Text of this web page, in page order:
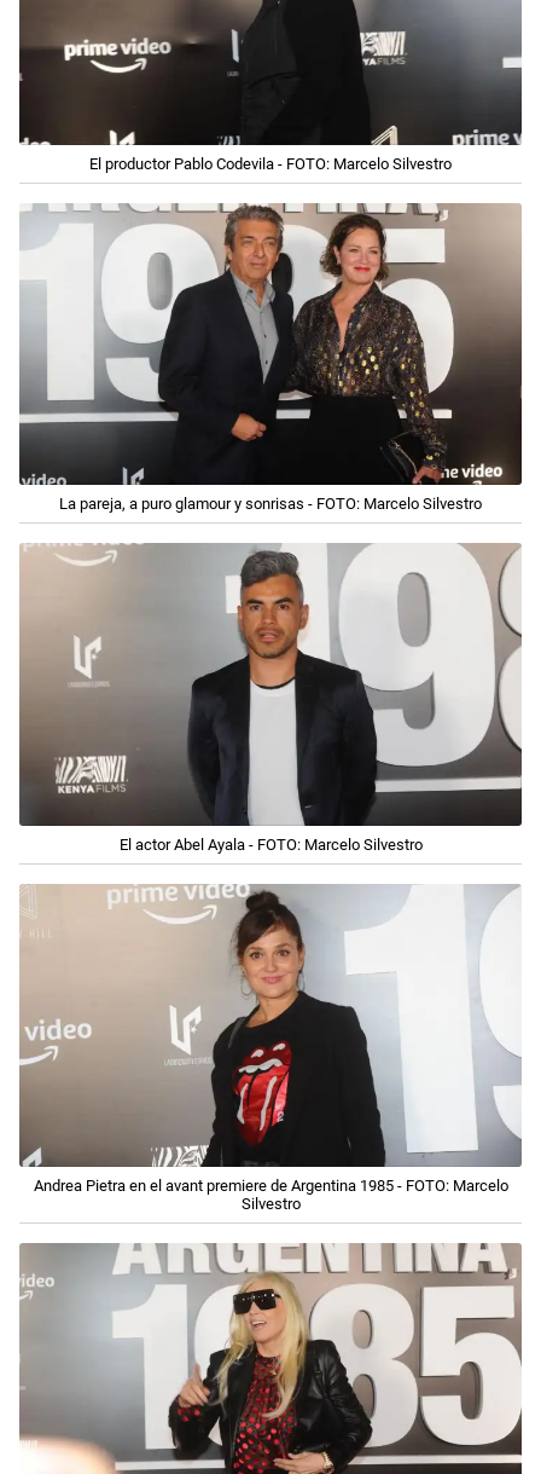
El productor Pablo Codevila - FOTO: Marcelo Silvestro
La pareja, a puro glamour y sonrisas - FOTO: Marcelo Silvestro
El actor Abel Ayala - FOTO: Marcelo Silvestro
Andrea Pietra en el avant premiere de Argentina 1985 - FOTO: Marcelo
Silvestro